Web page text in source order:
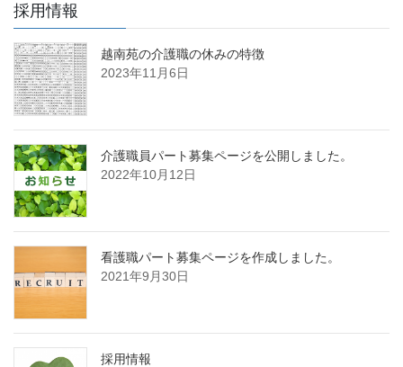
採用情報
越南苑の介護職の休みの特徴
2023年11月6日
介護職員パート募集ページを公開しました。
2022年10月12日
看護職パート募集ページを作成しました。
2021年9月30日
採用情報